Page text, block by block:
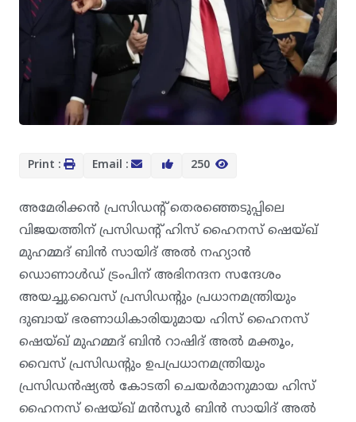
Print : Email : 250
അമേരിക്കൻ പ്രസിഡൻ്റ് തെരഞ്ഞെടുപ്പിലെ
വിജയത്തിന് പ്രസിഡൻ്റ് ഹിസ് ഹൈനസ് ഷെയ്ഖ്
മുഹമ്മദ് ബിൻ സായിദ് അൽ നഹ്യാൻ
ഡൊണാൾഡ് ട്രംപിന് അഭിനന്ദന സന്ദേശം
അയച്ചു.വൈസ് പ്രസിഡൻ്റും പ്രധാനമന്ത്രിയും
ദുബായ് ഭരണാധികാരിയുമായ ഹിസ് ഹൈനസ്
ഷെയ്ഖ് മുഹമ്മദ് ബിൻ റാഷിദ് അൽ മക്തൂം,
വൈസ് പ്രസിഡൻ്റും ഉപപ്രധാനമന്ത്രിയും
പ്രസിഡൻഷ്യൽ കോടതി ചെയർമാനുമായ ഹിസ്
ഹൈനസ് ഷെയ്ഖ് മൻസൂർ ബിൻ സായിദ് അൽ